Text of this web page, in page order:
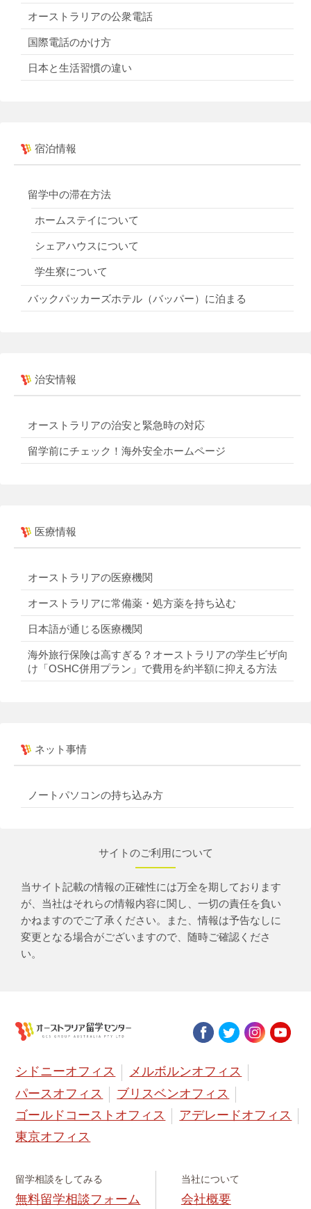
オーストラリアの公衆電話
国際電話のかけ方
日本と生活習慣の違い
宿泊情報
留学中の滞在方法
ホームステイについて
シェアハウスについて
学生寮について
バックパッカーズホテル（バッパー）に泊まる
治安情報
オーストラリアの治安と緊急時の対応
留学前にチェック！海外安全ホームページ
医療情報
オーストラリアの医療機関
オーストラリアに常備薬・処方薬を持ち込む
日本語が通じる医療機関
海外旅行保険は高すぎる？オーストラリアの学生ビザ向
け「OSHC併用プラン」で費用を約半額に抑える方法
ネット事情
ノートパソコンの持ち込み方
サイトのご利用について
当サイト記載の情報の正確性には万全を期しております
が、当社はそれらの情報内容に関し、一切の責任を負い
かねますのでご了承ください。また、情報は予告なしに
変更となる場合がございますので、随時ご確認くださ
い。
シドニーオフィス
メルボルンオフィス
パースオフィス
ブリスベンオフィス
ゴールドコーストオフィス
アデレードオフィス
東京オフィス
留学相談をしてみる
無料留学相談フォーム
当社について
会社概要